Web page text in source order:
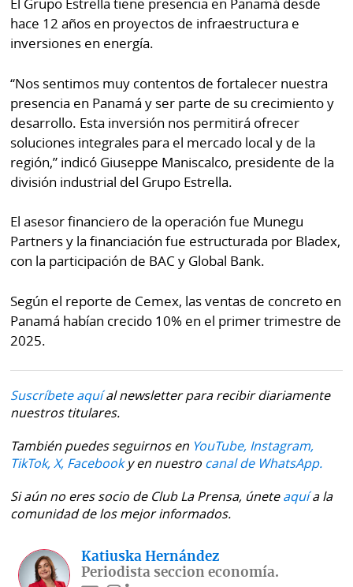
El Grupo Estrella tiene presencia en Panamá desde
hace 12 años en proyectos de infraestructura e
inversiones en energía.
“Nos sentimos muy contentos de fortalecer nuestra
presencia en Panamá y ser parte de su crecimiento y
desarrollo. Esta inversión nos permitirá ofrecer
soluciones integrales para el mercado local y de la
región,” indicó Giuseppe Maniscalco, presidente de la
división industrial del Grupo Estrella.
El asesor financiero de la operación fue Munegu
Partners y la financiación fue estructurada por Bladex,
con la participación de BAC y Global Bank.
Según el reporte de Cemex, las ventas de concreto en
Panamá habían crecido 10% en el primer trimestre de
2025.
Suscríbete aquíal newsletter para recibir diariamente
nuestros titulares.
También puedes seguirnos en YouTube, Instagram,
TikTok, X, Facebooky en nuestro canal de WhatsApp.
Si aún no eres socio de Club La Prensa, úneteaquía la
comunidad de los mejor informados.
Katiuska Hernández
Periodista seccion economía.